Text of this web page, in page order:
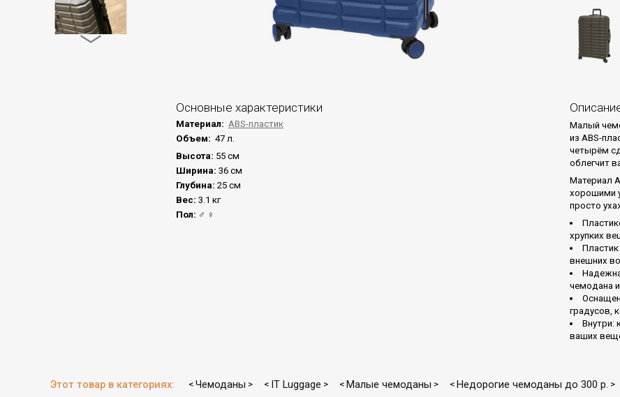
Основные характеристики
Материал: ABS-пластик
Объем: 47 л.
Высота: 55 см
Ширина: 36 см
Глубина: 25 см
Вес: 3.1 кг
Пол: ♂ ♀
Малый
из ABS-
четырём
облегчит
Материал
хорошими
просто
хрупких
внешних
чемодана
градусов,
Внутри:
ваших
Этот товар в категориях: < Чемоданы > < IT Luggage > < Малые чемоданы > < Недорогие чемоданы до 300 р. >